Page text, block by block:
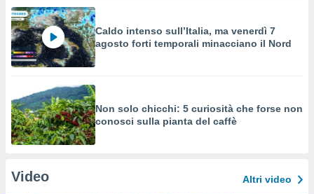
Caldo intenso sull’Italia, ma venerdì 7
agosto forti temporali minacciano il Nord
Non solo chicchi: 5 curiosità che forse non
conosci sulla pianta del caffè
Video Altri video